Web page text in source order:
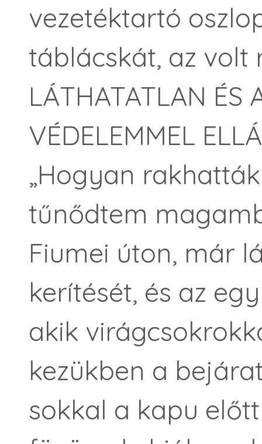
vezetéktartó
táblácskát, az volt
LÁTHATATLAN ÉS
VÉDELEMMEL
„Hogyan
tűnődtem
Fiumei úton, már
kerítését, és az
akik
kezükben a
sokkal a kapu